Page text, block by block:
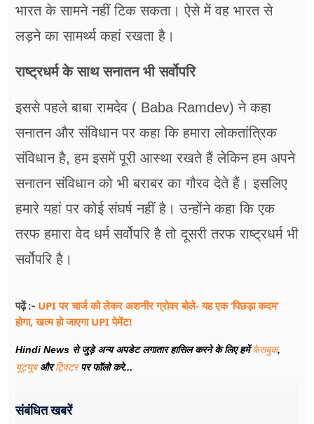
भारत के सामने नहीं टिक सकता। ऐसे में वह भारत से
लड़ने का सामर्थ्य कहां रखता है।
राष्ट्रधर्म के साथ सनातन भी सर्वोपरि
इससे पहले बाबा रामदेव ( Baba Ramdev) ने कहा
सनातन और संविधान पर कहा कि हमारा लोकतांत्रिक
संविधान है, हम इसमें पूरी आस्था रखते हैं लेकिन हम अपने
सनातन संविधान को भी बराबर का गौरव देते हैं। इसलिए
हमारे यहां पर कोई संघर्ष नहीं है। उन्होंने कहा कि एक
तरफ हमारा वेद धर्म सर्वोपरि है तो दूसरी तरफ राष्ट्रधर्म भी
सर्वोपरि है।
पढ़ें :- UPI पर चार्ज को लेकर अशनीर ग्रोवर बोले- यह एक ‘पिछड़ा कदम’
होगा, खत्म हो जाएगा UPI पेमेंट!
Hindi News से जुड़े अन्य अपडेट लगातार हासिल करने के लिए हमेंफेसबुक,
यूट्यूबऔरट्विटरपर फॉलो करे...
संबंधित खबरें